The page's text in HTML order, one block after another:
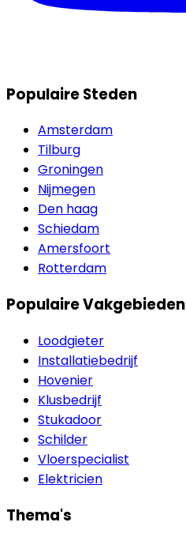
Populaire Steden
Amsterdam
Tilburg
Groningen
Nijmegen
Den haag
Schiedam
Amersfoort
Rotterdam
Populaire Vakgebieden
Loodgieter
Installatiebedrijf
Hovenier
Klusbedrijf
Stukadoor
Schilder
Vloerspecialist
Elektricien
Thema's